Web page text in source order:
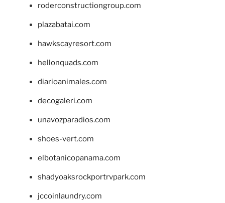
roderconstructiongroup.com
plazabatai.com
hawkscayresort.com
hellonquads.com
diarioanimales.com
decogaleri.com
unavozparadios.com
shoes-vert.com
elbotanicopanama.com
shadyoaksrockportrvpark.com
jccoinlaundry.com